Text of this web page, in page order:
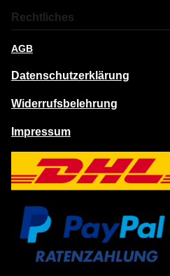
Rechtliches
AGB
Datenschutzerklärung
Widerrufsbelehrung
Impressum